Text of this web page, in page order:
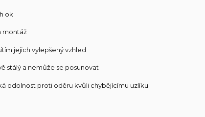
ok
montáž
jejich vylepšený vzhled
stálý a nemůže se posunovat
odolnost proti oděru kvůli chybějícímu uzlíku